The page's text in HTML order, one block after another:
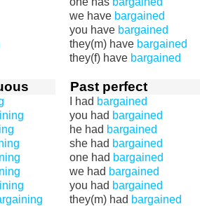
we have bargained
you have bargained
they(m) have bargained
they(f) have bargained
Past perfect
I had bargained
you had bargained
he had bargained
she had bargained
one had bargained
we had bargained
you had bargained
they(m) had bargained